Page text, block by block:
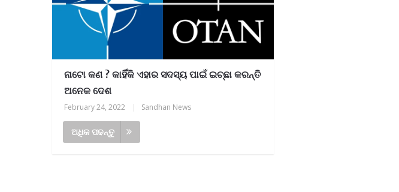
ନାଟୋ କଣ ? କାହିଁକି ଏହାର ସଦସ୍ୟ ପାଇଁ ଇଚ୍ଛା କରନ୍ତି
ଅନେକ ଦେଶ
February 24, 2022 Sandhan News
ଅଧିକ ପଢନ୍ତୁ